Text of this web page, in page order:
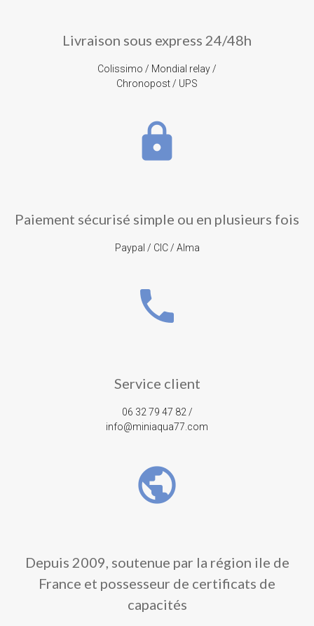
Livraison sous express 24/48h
Colissimo / Mondial relay /
Chronopost / UPS
lock
Paiement sécurisé simple ou en plusieurs fois
Paypal / CIC / Alma
phone
Service client
06 32 79 47 82 /
info@miniaqua77.com
public
Depuis 2009, soutenue par la région ile de
France et possesseur de certificats de
capacités